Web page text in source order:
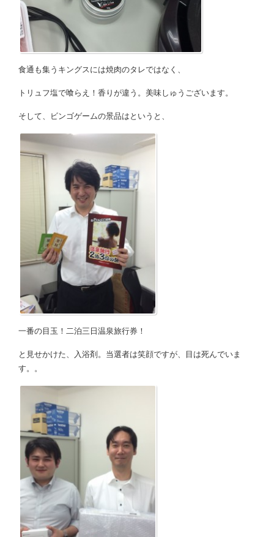
食通も集うキングスには焼肉のタレではなく、
トリュフ塩で喰らえ！香りが違う。美味しゅうございます。
そして、ビンゴゲームの景品はというと、
一番の目玉！二泊三日温泉旅行券！
と見せかけた、入浴剤。当選者は笑顔ですが、目は死んでいま
す。。